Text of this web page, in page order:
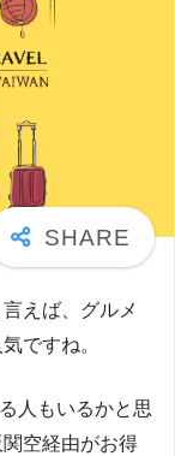
えば、グルメ
ですね。
人もいるかと思
空経由がお得